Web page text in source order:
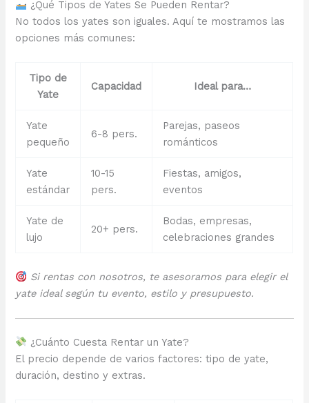
¿Qué Tipos de Yates Se Pueden Rentar?
No todos los yates son iguales. Aquí te mostramos las
opciones más comunes:
Tipo de
Yate
Capacidad Ideal para…
Yate
pequeño
6-8 pers.
Parejas, paseos
románticos
Yate
estándar
10-15
pers.
Fiestas, amigos,
eventos
Yate de
lujo
20+ pers.
Bodas, empresas,
celebraciones grandes
Si rentas con nosotros, te asesoramos para elegir el
yate ideal según tu evento, estilo y presupuesto.
¿Cuánto Cuesta Rentar un Yate?
El precio depende de varios factores: tipo de yate,
duración, destino y extras.